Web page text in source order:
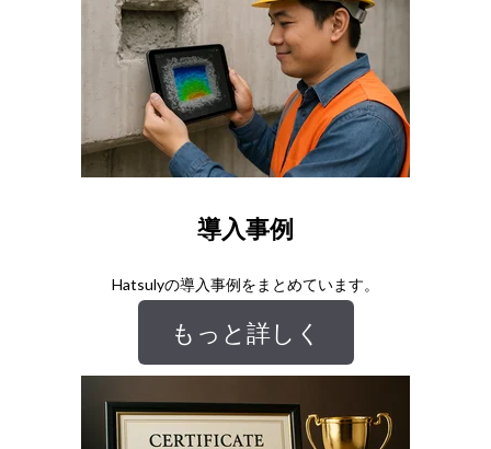
導入事例
Hatsulyの導入事例をまとめています。
もっと詳しく